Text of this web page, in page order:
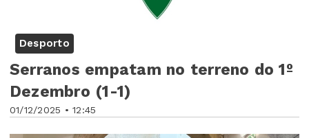
Desporto
01/12/2025 • 12:45
Serranos empatam no terreno do 1º
Dezembro (1-1)